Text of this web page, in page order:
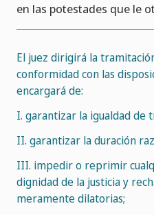
en las potestades que le
El juez dirigirá la
conformidad con las
encargará de:
I. garantizar la igualdad de
II. garantizar la duración
III. impedir o reprimir
dignidad de la justicia y
meramente dilatorias;